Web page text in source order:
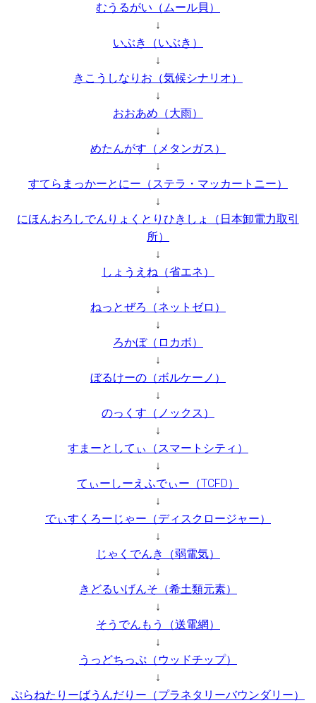
むうるがい（ムール貝）
↓
いぶき（いぶき）
↓
きこうしなりお（気候シナリオ）
↓
おおあめ（大雨）
↓
めたんがす（メタンガス）
↓
すてらまっかーとにー（ステラ・マッカートニー）
↓
にほんおろしでんりょくとりひきしょ（日本卸電力取引
所）
↓
しょうえね（省エネ）
↓
ねっとぜろ（ネットゼロ）
↓
ろかぼ（ロカボ）
↓
ぼるけーの（ボルケーノ）
↓
のっくす（ノックス）
↓
すまーとしてぃ（スマートシティ）
↓
てぃーしーえふでぃー（TCFD）
↓
でぃすくろーじゃー（ディスクロージャー）
↓
じゃくでんき（弱電気）
↓
きどるいげんそ（希土類元素）
↓
そうでんもう（送電網）
↓
うっどちっぷ（ウッドチップ）
↓
ぷらねたりーばうんだりー（プラネタリーバウンダリー）